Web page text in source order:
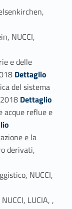
NUCCI,
e delle
Link identifier #identifier_person_89268-18
Dettaglio
del sistema
Link identifier #identifier_person_17381-19
Dettaglio
acque reflue e
e la
derivati,
NUCCI,
LUCIA, ,